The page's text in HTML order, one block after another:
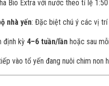
Bio Extra với nước theo tỉ lệ
nhà yến: Đặc biệt chú ý các vị trí
định kỳ 4–6 tuần/lần hoặc sau
vào tổ yến đang nuôi chim non